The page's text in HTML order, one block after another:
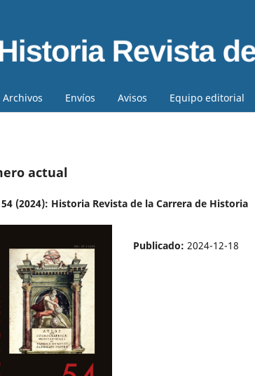
Archivos Envíos Avisos Equipo editorial
actual
(2024): Historia Revista de la Carrera de Historia
Publicado: 2024-12-18